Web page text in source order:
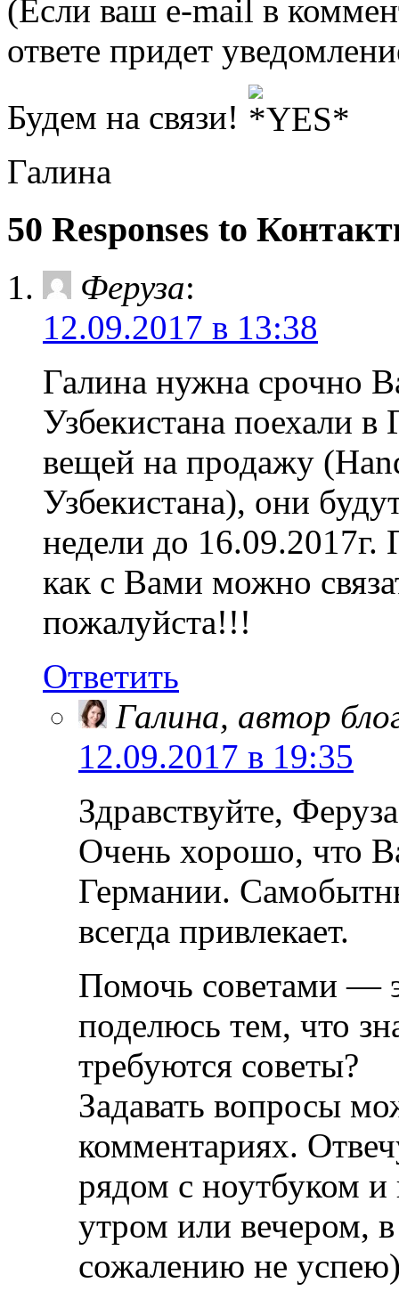
(Если ваш e-mail в
ответе придет
Будем на связи!
Галина
50 Responses to
Феруза:
12.09.2017 в 13:38
Галина нужна срочно
Узбекистана поехали
вещей на продажу
Узбекистана), они
недели до
как с Вами можно
пожалуйста!!!
Ответить
Галина, автор
12.09.2017 в 19:35
Здравствуйте,
Очень хорошо, что
Германии.
всегда привлекает.
Помочь советами —
поделюсь тем, что
требуются советы?
Задавать вопросы
комментариях.
рядом с ноутбуком
утром или вечером,
сожалению не